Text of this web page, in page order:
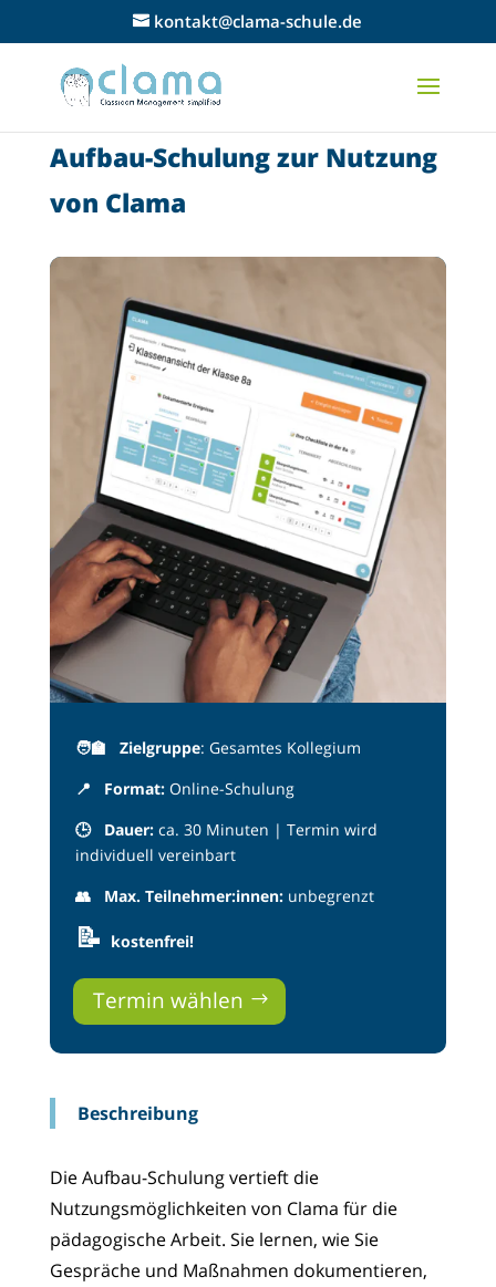
kontakt@clama-schule.de
Aufbau-Schulung zur Nutzung
von Clama
🧑‍🏫 Zielgruppe: Gesamtes Kollegium
📍 Format:Online-Schulung
🕒 Dauer:ca. 30 Minuten | Termin wird
individuell vereinbart
👥 Max. Teilnehmer:innen:unbegrenzt
📝 kostenfrei!
Termin wählen
Beschreibung
Die Aufbau-Schulung vertieft die
Nutzungsmöglichkeiten von Clama für die
pädagogische Arbeit. Sie lernen, wie Sie
Gespräche und Maßnahmen dokumentieren,